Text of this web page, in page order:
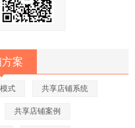
案
式 共享店铺系统
共享店铺案例